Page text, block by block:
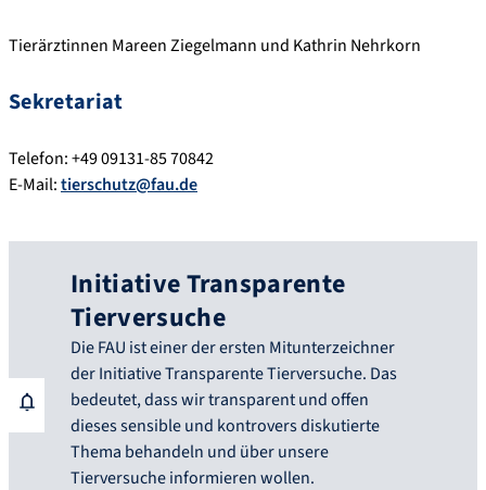
Tierärztinnen Mareen Ziegelmann und Kathrin Nehrkorn
Sekretariat
Telefon: +49 09131-85 70842
E-Mail:tierschutz@fau.de
Initiative Transparente
Tierversuche
Die FAU ist einer der ersten Mitunterzeichner
der Initiative Transparente Tierversuche. Das
bedeutet, dass wir transparent und offen
dieses sensible und kontrovers diskutierte
Thema behandeln und über unsere
Tierversuche informieren wollen.